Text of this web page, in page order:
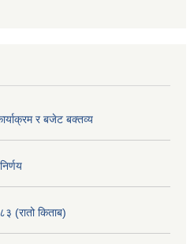
र बजेट बक्तव्य
(रातो किताब)